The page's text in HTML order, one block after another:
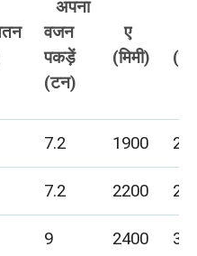
अपना
वजन
पकड़ें
(टन)
ए
(मिमी)
7.2 1900
7.2 2200
9 2400